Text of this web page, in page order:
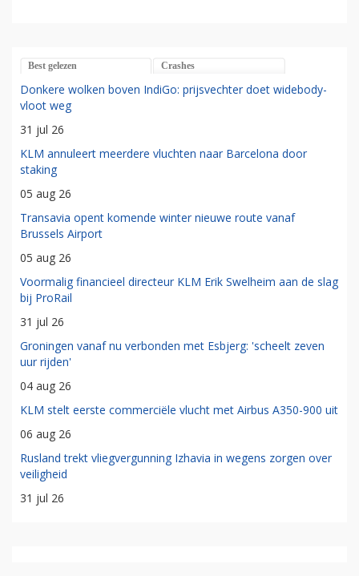
Best gelezen Crashes
Donkere wolken boven IndiGo: prijsvechter doet widebody-
vloot weg
31 jul 26
KLM annuleert meerdere vluchten naar Barcelona door
staking
05 aug 26
Transavia opent komende winter nieuwe route vanaf
Brussels Airport
05 aug 26
Voormalig financieel directeur KLM Erik Swelheim aan de slag
bij ProRail
31 jul 26
Groningen vanaf nu verbonden met Esbjerg: 'scheelt zeven
uur rijden'
04 aug 26
KLM stelt eerste commerciële vlucht met Airbus A350-900 uit
06 aug 26
Rusland trekt vliegvergunning Izhavia in wegens zorgen over
veiligheid
31 jul 26